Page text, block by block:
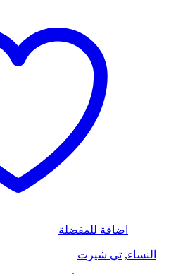
اضافة للمفضلة
النساء, تي شيرت